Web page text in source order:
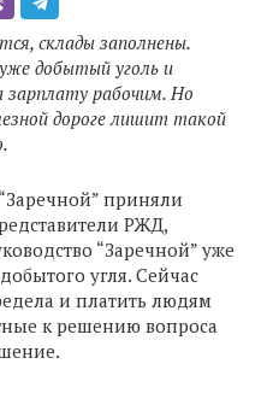
склады заполнены.
добытый уголь и
зарплату рабочим. Но
дороге лишит такой
приняли
РЖД,
“Заречной” уже
угля. Сейчас
и платить людям
к решению вопроса